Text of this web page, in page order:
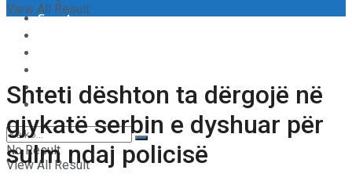
Sport
Tech & Auto
Video
No Result
View All Result
View All Result
Shteti dështon ta dërgojë në
gjykatë serbin e dyshuar për
sulm ndaj policisë